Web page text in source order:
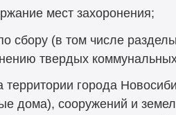
мест захоронения;
сбору (в том числе
твердых
территории города
дома), сооружений и